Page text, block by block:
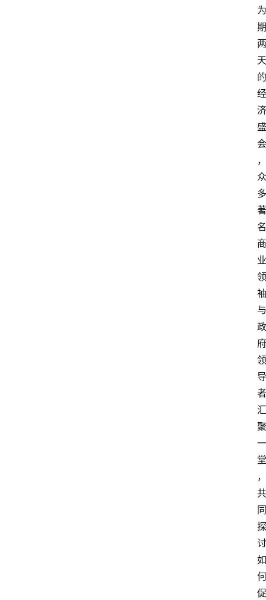
为
期
两
天
的
经
济
盛
会
，
众
多
著
名
商
业
领
袖
与
政
府
领
导
者
汇
聚
一
堂
，
共
同
探
讨
如
何
促